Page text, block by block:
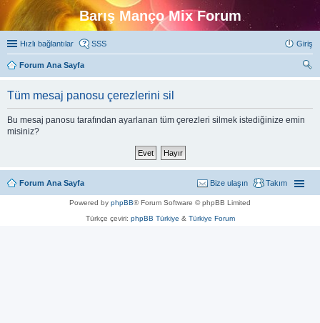
Barış Manço Mix Forum
Hızlı bağlantılar SSS Giriş
Forum Ana Sayfa
Tüm mesaj panosu çerezlerini sil
Bu mesaj panosu tarafından ayarlanan tüm çerezleri silmek istediğinize emin
misiniz?
Forum Ana Sayfa Takım
Bize ulaşın
Powered by phpBB® Forum Software © phpBB Limited
Türkçe çeviri: phpBB Türkiye & Türkiye Forum